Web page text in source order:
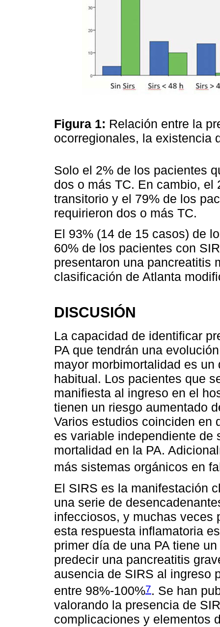
Figura 1: Relación entre la
ocorregionales, la existencia
Solo el 2% de los pacientes
dos o más TC. En cambio,
transitorio y el 79% de los
requirieron dos o más TC.
El 93% (14 de 15 casos) de
60% de los pacientes con
presentaron una pancreatitis
clasificación de Atlanta
DISCUSIÓN
La capacidad de identificar
PA que tendrán una
mayor morbimortalidad es
habitual. Los pacientes que
manifiesta al ingreso en el
tienen un riesgo aumentado
Varios estudios coinciden en
es variable independiente de
mortalidad en la PA.
más sistemas orgánicos en
El SIRS es la manifestación
una serie de
infecciosos, y muchas veces
esta respuesta inflamatoria
primer día de una PA tiene
predecir una pancreatitis
ausencia de SIRS al ingreso
entre 98%-100%7. Se han
valorando la presencia de
complicaciones y elementos